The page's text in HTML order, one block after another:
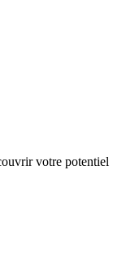
votre potentiel